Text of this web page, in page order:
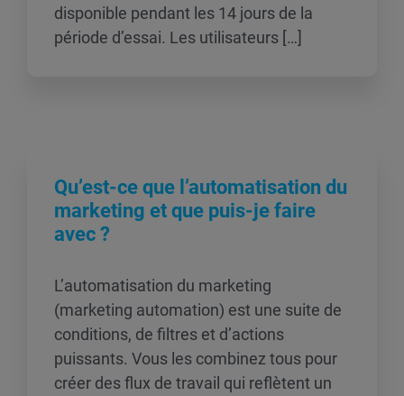
disponible pendant les 14 jours de la
période d’essai. Les utilisateurs […]
Qu’est-ce que l’automatisation du
marketing et que puis-je faire
avec ?
L’automatisation du marketing
(marketing automation) est une suite de
conditions, de filtres et d’actions
puissants. Vous les combinez tous pour
créer des flux de travail qui reflètent un